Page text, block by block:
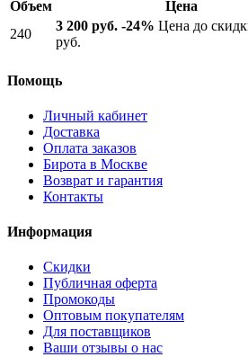
Объем
Цена
240
3 200 руб. -24% Цена до
руб.
Помощь
Личный кабинет
Доставка
Оплата заказов
Бирота в Москве
Возврат и гарантия
Контакты
Информация
Скидки
Публичная оферта
Промокоды
Оптовым покупателям
Для поставщиков
Ваши отзывы о нас